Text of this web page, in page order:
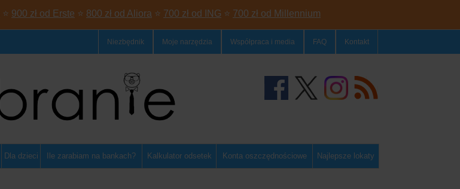
⭐ 900 zł od Erste ⭐ 800 zł od Aliora ⭐ 700 zł od ING ⭐ 700 zł od Millennium
Niezbędnik Moje narzędzia Współpraca i media FAQ Kontakt
Dla dzieci Ile zarabiam na bankach? Kalkulator odsetek Konta oszczędnościowe Najlepsze lokaty